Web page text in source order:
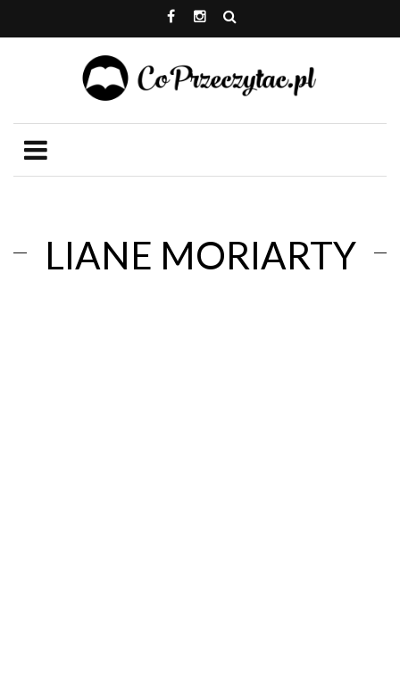
LIANE MORIARTY